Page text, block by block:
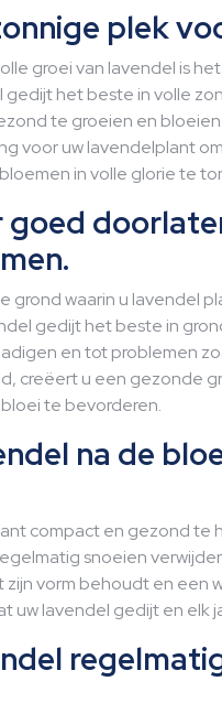
plek
groei van lavendel is
het beste in volle
te groeien en
voor uw lavendelplant
in volle glorie te
goed
grond waarin u lavendel
gedijt het beste in
en tot problemen
creëert u een gezonde
te bevorderen.
na de
compact en gezond te
snoeien
zijn vorm behoudt en
uw lavendel gedijt en elk